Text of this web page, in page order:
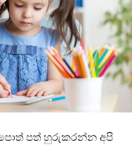
පොත් පත් හුරුකරන්න අපි